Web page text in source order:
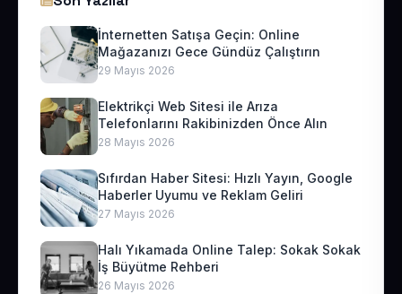
İnternetten Satışa Geçin: Online
Mağazanızı Gece Gündüz Çalıştırın
29 Mayıs 2026
Elektrikçi Web Sitesi ile Arıza
Telefonlarını Rakibinizden Önce Alın
28 Mayıs 2026
Sıfırdan Haber Sitesi: Hızlı Yayın, Google
Haberler Uyumu ve Reklam Geliri
27 Mayıs 2026
Halı Yıkamada Online Talep: Sokak Sokak
İş Büyütme Rehberi
26 Mayıs 2026